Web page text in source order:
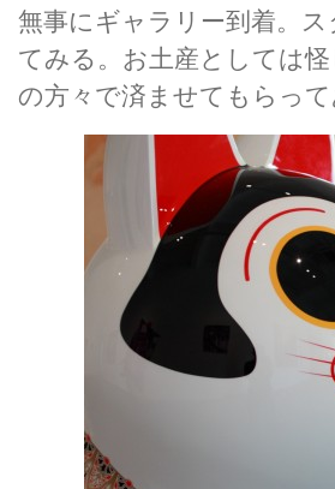
無事にギャラリー到着。
てみる。お土産としては
の方々で済ませてもらっ